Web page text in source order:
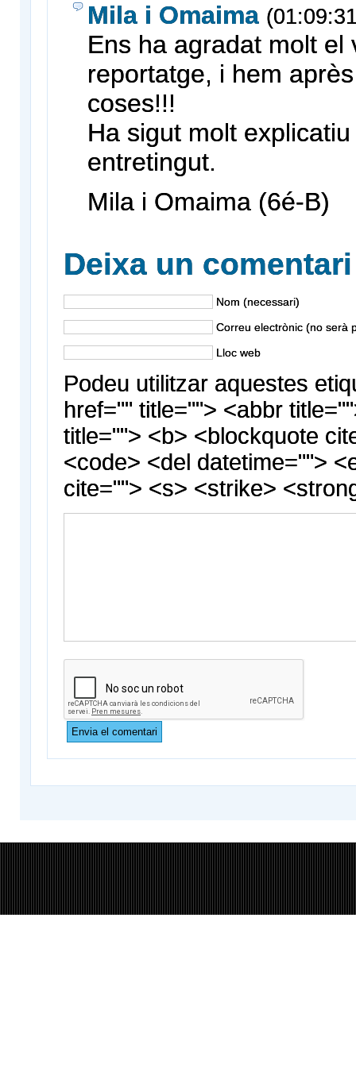
Mila i Omaima
Ens ha agradat molt el
reportatge, i hem
coses!!!
Ha sigut molt explicatiu
entretingut.
Mila i Omaima (6é-B)
Deixa un comentari
Nom (necessari)
Correu electrònic (no serà
Lloc web
Podeu utilitzar aquestes
href="" title=""> <abbr
title=""> <b> <blockquote
<code> <del datetime="">
cite=""> <s> <strike>